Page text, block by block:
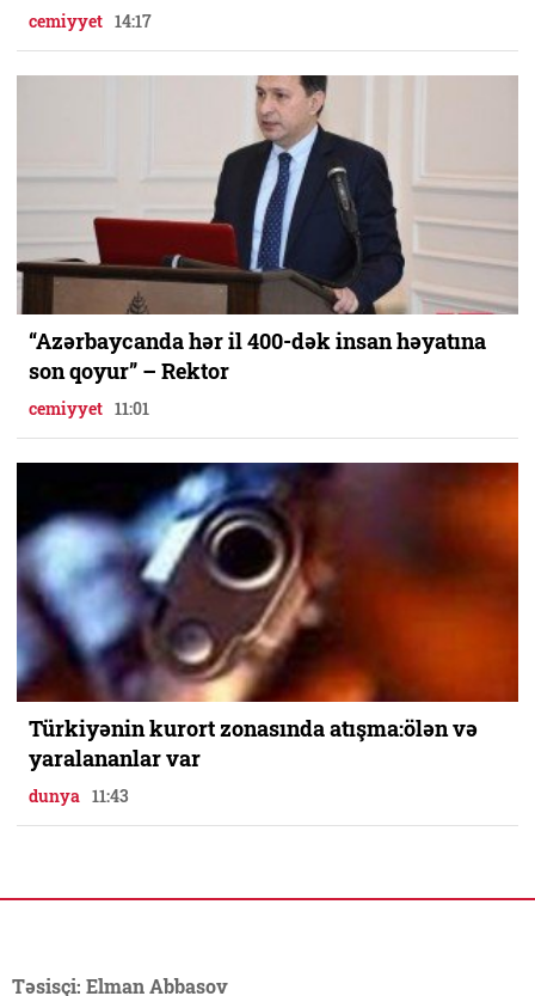
cemiyyet 14:17
“Azərbaycanda hər il 400-dək insan həyatına
son qoyur” – Rektor
cemiyyet 11:01
Türkiyənin kurort zonasında atışma:ölən və
yaralananlar var
dunya 11:43
Təsisçi: Elman Abbasov